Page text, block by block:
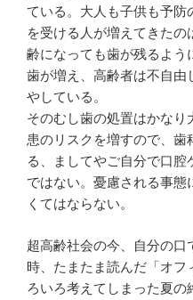
ている。大人も子供も予防
を受ける人が増えてきた
齢になっても歯が残るよう
歯が増え、高齢者は不自由
やしている。
そのむし歯の処置はかな
患のリスクを増すので、
る、ましてやご自分で口腔
ではない。憂慮される事態
くてはならない。
超高齢社会の今、自分の口
時、たまたま読んだ「オフ
ろいろ考えてしまった夏の